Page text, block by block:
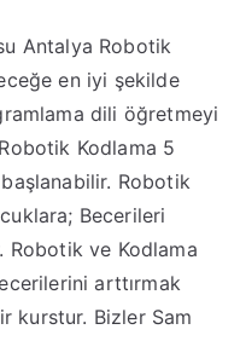
Antalya Robotik
en iyi şekilde
dili öğretmeyi
Kodlama 5
Robotik
Becerileri
Robotik ve Kodlama
arttırmak
kurstur. Bizler Sam